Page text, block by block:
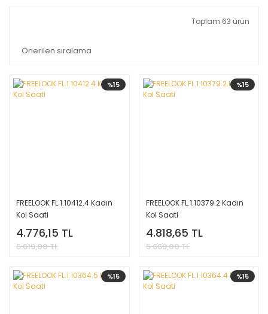
Toplam 63 ürün
%15
FREELOOK FL.1.10412.4 Kadın
Kol Saati
4.776,15 TL
5.619,00 TL
%15
FREELOOK FL.1.10379.2 Kadın
Kol Saati
4.818,65 TL
5.669,00 TL
%15 %15